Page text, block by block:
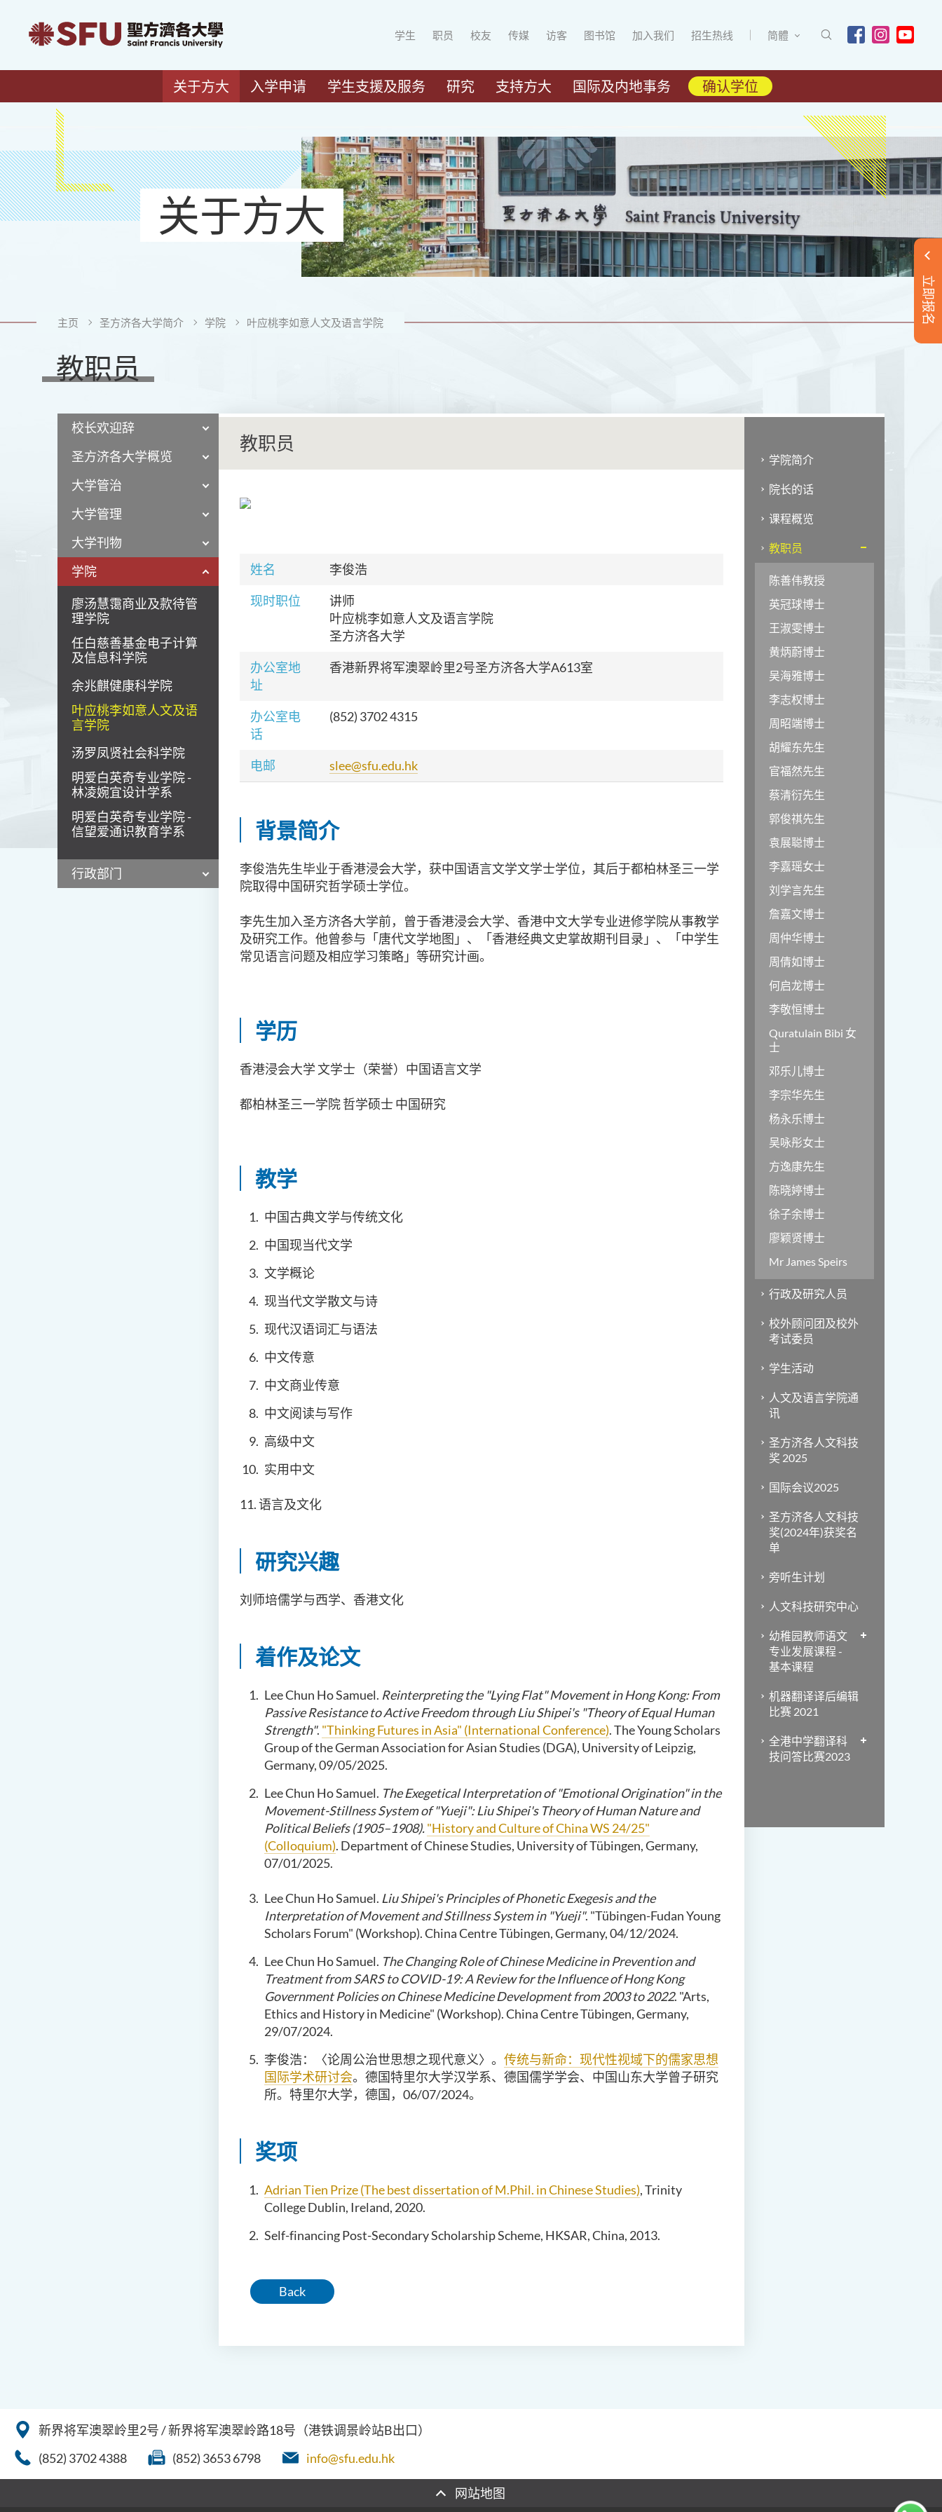
学生 职员 校友 传媒 访客 图书馆 加入我们 招生热线 简體
关于方大 入学申请 学生支援及服务 研究 支持方大 国际及内地事务 确认学位
立即报名
关于方大
主页 圣方济各大学简介 学院 叶应桃李如意人文及语言学院
教职员
校长欢迎辞
圣方济各大学概览
大学管治
大学管理
大学刊物
学院
廖汤慧霭商业及款待管
理学院
任白慈善基金电子计算
及信息科学院
余兆麒健康科学院
叶应桃李如意人文及语
言学院
汤罗凤贤社会科学院
明爱白英奇专业学院 -
林凌婉宜设计学系
明爱白英奇专业学院 -
信望爱通识教育学系
行政部门
教职员
姓名 李俊浩
现时职位
讲师
叶应桃李如意人文及语言学院
圣方济各大学
办公室地
址
香港新界将军澳翠岭里2号圣方济各大学A613室
办公室电
话
(852) 3702 4315
电邮 slee@sfu.edu.hk
背景简介
李俊浩先生毕业于香港浸会大学，获中国语言文学文学士学位，其后于都柏林圣三一学
院取得中国研究哲学硕士学位。
李先生加入圣方济各大学前，曾于香港浸会大学、香港中文大学专业进修学院从事教学
及研究工作。他曾参与「唐代文学地图」、「香港经典文史掌故期刊目录」、「中学生
常见语言问题及相应学习策略」等研究计画。
学历
香港浸会大学 文学士（荣誉）中国语言文学
都柏林圣三一学院 哲学硕士 中国研究
教学
中国古典文学与传统文化
中国现当代文学
文学概论
现当代文学散文与诗
现代汉语词汇与语法
中文传意
中文商业传意
中文阅读与写作
高级中文
实用中文
11. 语言及文化
研究兴趣
刘师培儒学与西学、香港文化
着作及论文
Lee Chun Ho Samuel. Reinterpreting the "Lying Flat" Movement in Hong Kong: From
Passive Resistance to Active Freedom through Liu Shipei's "Theory of Equal Human
Strength". "Thinking Futures in Asia" (International Conference). The Young Scholars
Group of the German Association for Asian Studies (DGA), University of Leipzig,
Germany, 09/05/2025.
Lee Chun Ho Samuel. The Exegetical Interpretation of "Emotional Origination" in the
Movement-Stillness System of "Yueji": Liu Shipei's Theory of Human Nature and
Political Beliefs (1905–1908)."History and Culture of China WS 24/25"
(Colloquium). Department of Chinese Studies, University of Tübingen, Germany,
07/01/2025.
Lee Chun Ho Samuel. Liu Shipei's Principles of Phonetic Exegesis and the
Interpretation of Movement and Stillness Systemin "Yueji". "Tübingen-Fudan Young
Scholars Forum" (Workshop). China Centre Tübingen, Germany, 04/12/2024.
Lee Chun Ho Samuel. The Changing Role of Chinese Medicine in Prevention and
Treatment from SARS to COVID-19: A Review for the Influence of Hong Kong
Government Policies on Chinese Medicine Development from2003 to 2022. "Arts,
Ethics and History in Medicine" (Workshop). China Centre Tübingen, Germany,
29/07/2024.
李俊浩：〈论周公治世思想之现代意义〉。 传统与新命：现代性视域下的儒家思想
国际学术研讨会。德国特里尔大学汉学系、德国儒学学会、中国山东大学曾子研究
所。特里尔大学，德国，06/07/2024。
奖项
Adrian Tien Prize (The best dissertation of M.Phil. in Chinese Studies), Trinity
College Dublin, Ireland, 2020.
Self-financing Post-Secondary Scholarship Scheme, HKSAR, China, 2013.
Back
学院简介
院长的话
课程概览
教职员
陈善伟教授
英冠球博士
王淑雯博士
黄炳蔚博士
吴海雅博士
李志权博士
周昭端博士
胡耀东先生
官福然先生
蔡清衍先生
郭俊祺先生
袁展聪博士
李嘉瑶女士
刘学言先生
詹嘉文博士
周仲华博士
周倩如博士
何启龙博士
李敬恒博士
Quratulain Bibi 女
士
邓乐儿博士
李宗华先生
杨永乐博士
吴咏彤女士
方逸康先生
陈晓婷博士
徐子余博士
廖颖贤博士
Mr James Speirs
行政及研究人员
校外顾问团及校外
考试委员
学生活动
人文及语言学院通
讯
圣方济各人文科技
奖 2025
国际会议2025
圣方济各人文科技
奖(2024年)获奖名
单
旁听生计划
人文科技研究中心
幼稚园教师语文
专业发展课程 -
基本课程
机器翻译译后编辑
比赛 2021
全港中学翻译科
技问答比赛2023
新界将军澳翠岭里2号 / 新界将军澳翠岭路18号（港铁调景岭站B出口）
(852) 3702 4388
(852) 3653 6798 info@sfu.edu.hk
网站地图